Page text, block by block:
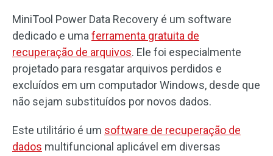
MiniTool Power Data Recovery é um software
dedicado e umaferramenta gratuita de
recuperação de arquivos. Ele foi especialmente
projetado para resgatar arquivos perdidos e
excluídos em um computador Windows, desde que
não sejam substituídos por novos dados.
Este utilitário é um software de recuperação de
dados multifuncional aplicável em diversas